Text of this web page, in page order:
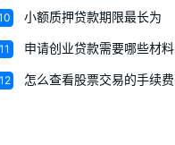
小额质押贷款期限最长为
11 申请创业贷款需要哪些材料
12 怎么查看股票交易的手续费